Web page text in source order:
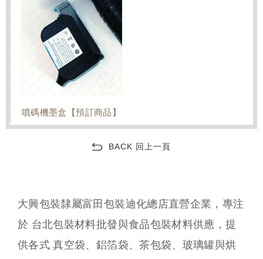
噴碼機墨盒【預訂商品】
BACK 回上一頁
大興包裝隸屬富田包裝迪化總店直營企業，專注
於 台北包裝材料批發與食品包裝材料供應，提
供各式 真空袋、鋁箔袋、茶包袋、玻璃罐與烘